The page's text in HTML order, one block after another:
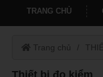
TRANG CHỦ
Trang chủ
Thiết bị đo kiểm